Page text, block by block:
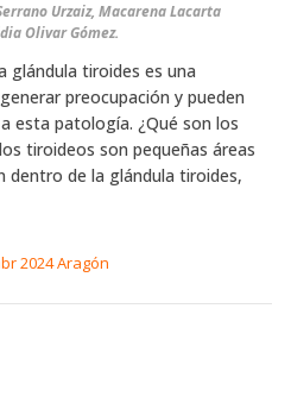
Urzaiz, Macarena Lacarta
Olivar Gómez.
glándula tiroides es una
preocupación y pueden
esta patología. ¿Qué son los
tiroideos son pequeñas áreas
dentro de la glándula tiroides,
2024 Aragón